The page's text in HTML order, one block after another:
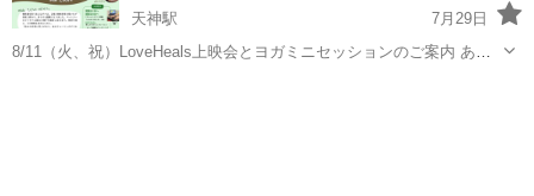
天神駅
7月29日
8/11（火、祝）LoveHeals上映会とヨガミニセッションのご案内 あな